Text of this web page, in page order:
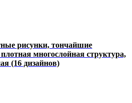
рисунки, тончайшие
многослойная структура,
(16 дизайнов)